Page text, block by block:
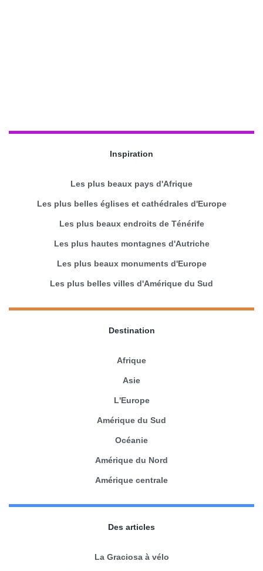
Inspiration
Les plus beaux pays d'Afrique
Les plus belles églises et cathédrales d'Europe
Les plus beaux endroits de Ténérife
Les plus hautes montagnes d'Autriche
Les plus beaux monuments d'Europe
Les plus belles villes d'Amérique du Sud
Destination
Afrique
Asie
L'Europe
Amérique du Sud
Océanie
Amérique du Nord
Amérique centrale
Des articles
La Graciosa à vélo